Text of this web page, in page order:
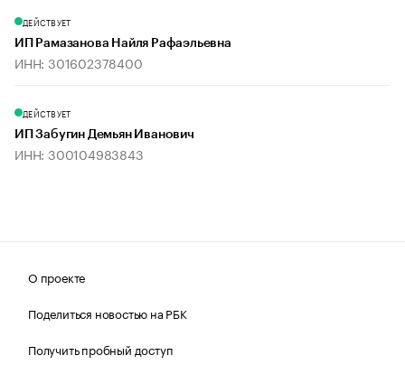
ДЕЙСТВУЕТ
ИП Рамазанова Найля Рафаэльевна
ИНН: 301602378400
ДЕЙСТВУЕТ
ИП Забугин Демьян Иванович
ИНН: 300104983843
О проекте
Поделиться новостью на РБК
Получить пробный доступ